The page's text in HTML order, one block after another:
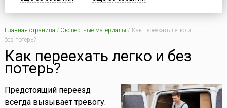
Главная страница / Экспертные материалы / Как переехать легко и
без потерь?
Как переехать легко и без
потерь?
Предстоящий переезд
всегда вызывает тревогу.